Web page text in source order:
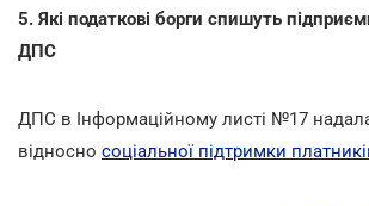
5. Які податкові борги спишуть
ДПС
ДПС в Інформаційному листі №17
відносно соціальної підтримки